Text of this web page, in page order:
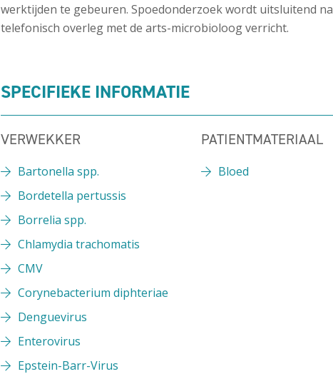
werktijden te gebeuren. Spoedonderzoek wordt uitsluitend na
telefonisch overleg met de arts-microbioloog verricht.
SPECIFIEKE INFORMATIE
VERWEKKER
Bartonella spp.
Bordetella pertussis
Borrelia spp.
Chlamydia trachomatis
CMV
Corynebacterium diphteriae
Denguevirus
Enterovirus
Epstein-Barr-Virus
PATIENTMATERIAAL
Bloed